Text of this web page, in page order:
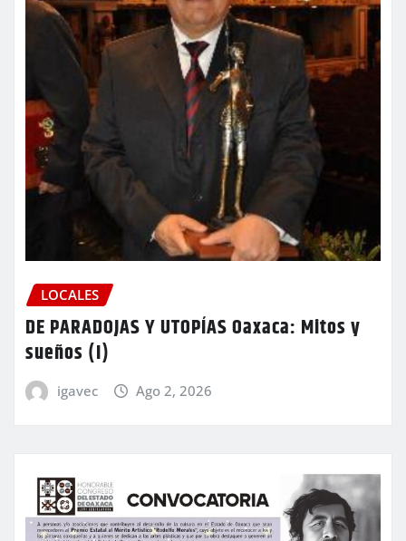
LOCALES
DE PARADOJAS Y UTOPÍAS Oaxaca: Mitos y
sueños (I)
igavec Ago 2, 2026